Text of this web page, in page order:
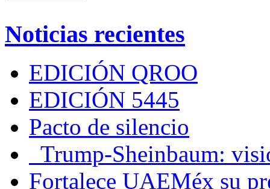
Noticias recientes
EDICIÓN QROO
EDICIÓN 5445
Pacto de silencio
Trump-Sheinbaum:
Fortalece UAEMéx su